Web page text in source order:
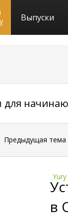
Выпуски
Предыдущая тема
в